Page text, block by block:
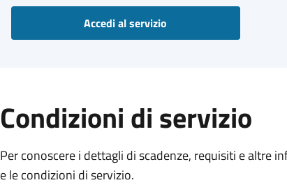
Accedi al servizio
Condizioni di servizio
Per conoscere i dettagli di scadenze, requisiti e altre
e le condizioni di servizio.